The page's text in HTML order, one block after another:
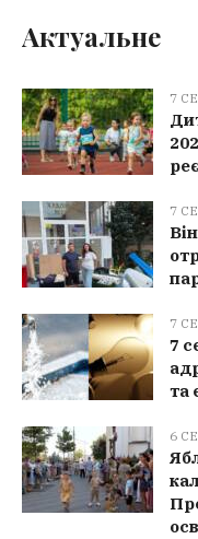
Актуальне
7
7
7
7
та
6